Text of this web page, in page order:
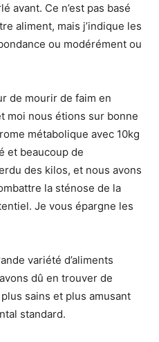
avant. Ce n’est pas basé
aliment, mais j’indique les
ou modérément ou
de mourir de faim en
moi nous étions sur bonne
métabolique avec 10kg
et beaucoup de
des kilos, et nous avons
la sténose de la
Je vous épargne les
variété d’aliments
dû en trouver de
sains et plus amusant
standard.